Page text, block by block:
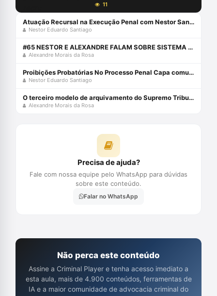
11
Atuação Recursal na Execução Penal com Nestor Santiago
Nestor Eduardo Santiago
#65 NESTOR E ALEXANDRE FALAM SOBRE SISTEMA ACUSATÓRIO E DIREITO PENAL SIMBÓLICO.
Alexandre Morais da Rosa
Proibições Probatórias No Processo Penal Capa comum 1 janeiro 2013
Nestor Eduardo Santiago
O terceiro modelo de arquivamento do Supremo Tribunal Federal
Alexandre Morais da Rosa
Precisa de ajuda?
Fale com nossa equipe pelo WhatsApp para dúvidas
sobre este conteúdo.
Falar no WhatsApp
Não perca este conteúdo
Assine a Criminal Player e tenha acesso imediato a
esta aula, mais de 4.900 conteúdos, ferramentas de
IA e a maior comunidade de advocacia criminal do